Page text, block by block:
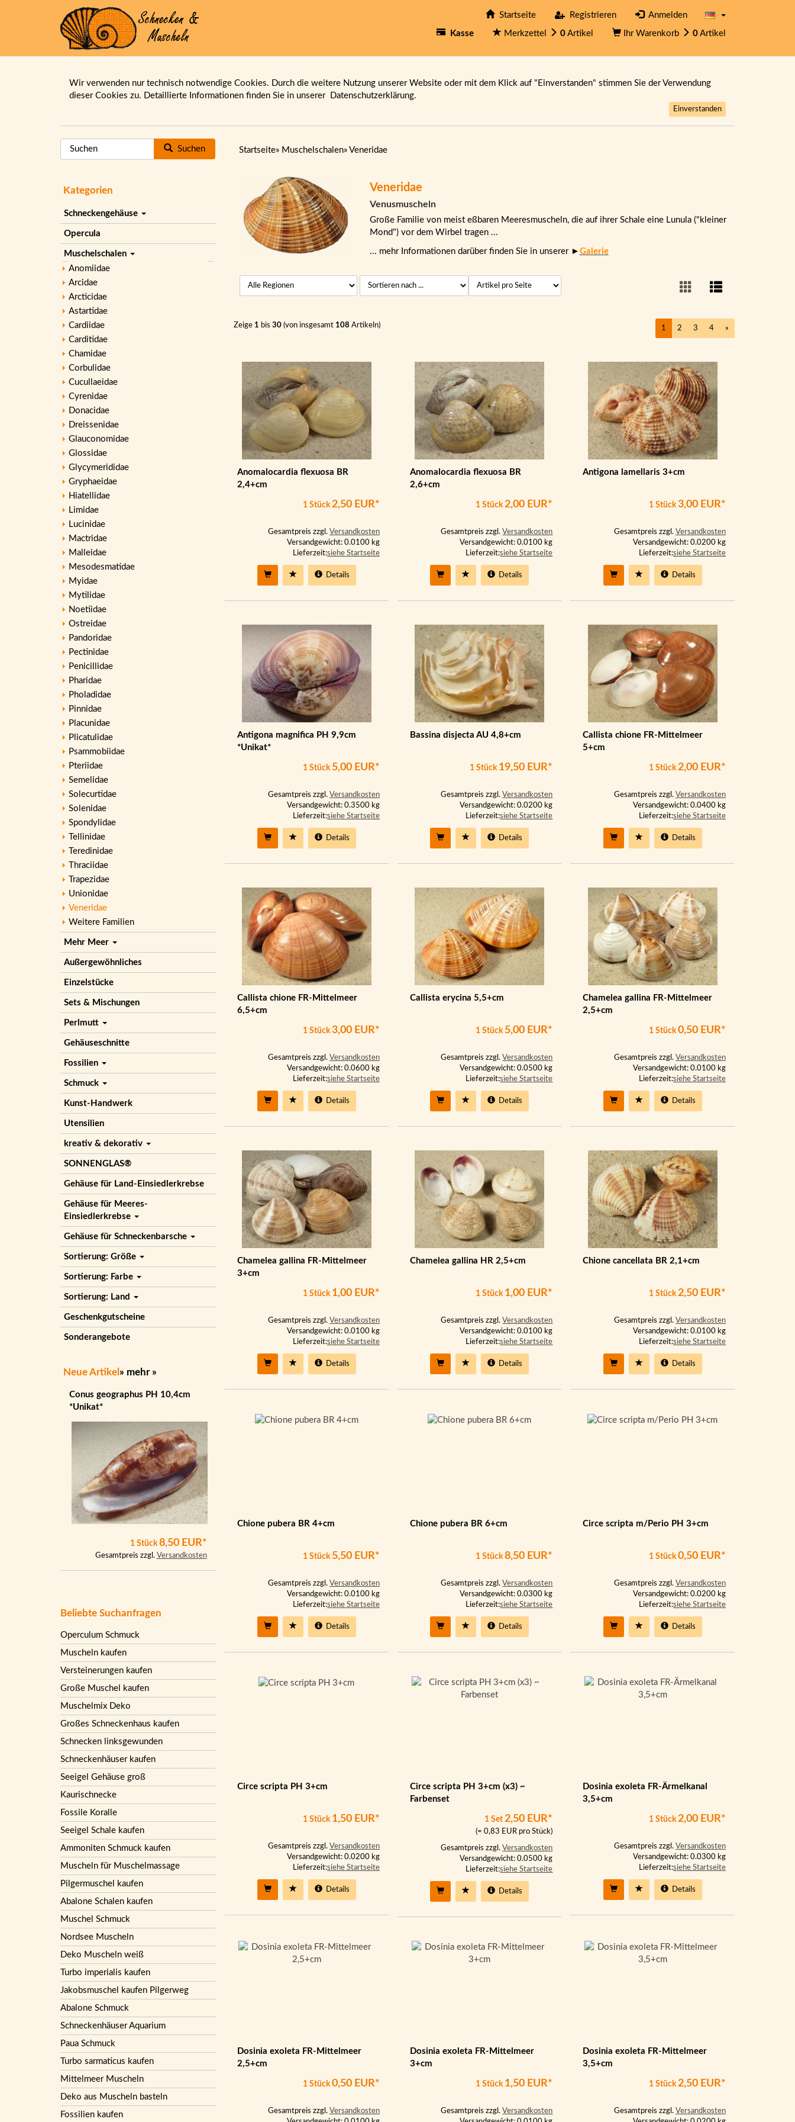
Startseite Registrieren Anmelden
Kasse Merkzettel 0 Artikel Ihr Warenkorb 0 Artikel
Wir verwenden nur technisch notwendige Cookies. Durch die weitere Nutzung unserer Website oder mit dem Klick auf "Einverstanden" stimmen Sie der Verwendung
dieser Cookies zu. Detaillierte Informationen finden Sie in unserer Datenschutzerklärung.
Einverstanden
Suchen
Kategorien
Schneckengehäuse
Opercula
Muschelschalen
Anomiidae
Arcidae
Arcticidae
Astartidae
Cardiidae
Carditidae
Chamidae
Corbulidae
Cucullaeidae
Cyrenidae
Donacidae
Dreissenidae
Glauconomidae
Glossidae
Glycymerididae
Gryphaeidae
Hiatellidae
Limidae
Lucinidae
Mactridae
Malleidae
Mesodesmatidae
Myidae
Mytilidae
Noetiidae
Ostreidae
Pandoridae
Pectinidae
Penicillidae
Pharidae
Pholadidae
Pinnidae
Placunidae
Plicatulidae
Psammobiidae
Pteriidae
Semelidae
Solecurtidae
Solenidae
Spondylidae
Tellinidae
Teredinidae
Thraciidae
Trapezidae
Unionidae
Veneridae
Weitere Familien
Mehr Meer
Außergewöhnliches
Einzelstücke
Sets & Mischungen
Perlmutt
Gehäuseschnitte
Fossilien
Schmuck
Kunst-Handwerk
Utensilien
kreativ & dekorativ
SONNENGLAS®
Gehäuse für Land-Einsiedlerkrebse
Gehäuse für Meeres-
Einsiedlerkrebse
Gehäuse für Schneckenbarsche
Sortierung: Größe
Sortierung: Farbe
Sortierung: Land
Geschenkgutscheine
Sonderangebote
Neue Artikel » mehr »
Conus geographus PH 10,4cm
*Unikat*
1 Stück 8,50 EUR*
Gesamtpreis zzgl. Versandkosten
Beliebte Suchanfragen
Operculum Schmuck
Muscheln kaufen
Versteinerungen kaufen
Große Muschel kaufen
Muschelmix Deko
Großes Schneckenhaus kaufen
Schnecken linksgewunden
Schneckenhäuser kaufen
Seeigel Gehäuse groß
Kaurischnecke
Fossile Koralle
Seeigel Schale kaufen
Ammoniten Schmuck kaufen
Muscheln für Muschelmassage
Pilgermuschel kaufen
Abalone Schalen kaufen
Muschel Schmuck
Nordsee Muscheln
Deko Muscheln weiß
Turbo imperialis kaufen
Jakobsmuschel kaufen Pilgerweg
Abalone Schmuck
Schneckenhäuser Aquarium
Paua Schmuck
Turbo sarmaticus kaufen
Mittelmeer Muscheln
Deko aus Muscheln basteln
Fossilien kaufen
Startseite» Muschelschalen» Veneridae
Veneridae
Venusmuscheln
Große Familie von meist eßbaren Meeresmuscheln, die auf ihrer Schale eine Lunula ("kleiner
Mond") vor dem Wirbel tragen ...
... mehr Informationen darüber finden Sie in unserer ► Galerie
Zeige 1 bis 30(von insgesamt 108 Artikeln) 1 2 3 4 »
Anomalocardia flexuosa BR
2,4+cm
1 Stück2,50 EUR*
Gesamtpreis zzgl. Versandkosten
Versandgewicht: 0.0100 kg
Lieferzeit:siehe Startseite
Details
Anomalocardia flexuosa BR
2,6+cm
1 Stück2,00 EUR*
Gesamtpreis zzgl.Versandkosten
Versandgewicht: 0.0100 kg
Lieferzeit:siehe Startseite
Details
Antigona lamellaris 3+cm
1 Stück3,00 EUR*
Gesamtpreis zzgl. Versandkosten
Versandgewicht: 0.0200 kg
Lieferzeit:siehe Startseite
Details
Antigona magnifica PH 9,9cm
*Unikat*
1 Stück 5,00 EUR*
Gesamtpreis zzgl. Versandkosten
Versandgewicht: 0.3500 kg
Lieferzeit:siehe Startseite
Details
Bassina disjecta AU 4,8+cm
1 Stück 19,50 EUR*
Gesamtpreis zzgl.Versandkosten
Versandgewicht: 0.0200 kg
Lieferzeit:siehe Startseite
Details
Callista chione FR-Mittelmeer
5+cm
1 Stück2,00 EUR*
Gesamtpreis zzgl. Versandkosten
Versandgewicht: 0.0400 kg
Lieferzeit:siehe Startseite
Details
Callista chione FR-Mittelmeer
6,5+cm
1 Stück3,00 EUR*
Gesamtpreis zzgl. Versandkosten
Versandgewicht: 0.0600 kg
Lieferzeit:siehe Startseite
Details
Callista erycina 5,5+cm
1 Stück 5,00 EUR*
Gesamtpreis zzgl.Versandkosten
Versandgewicht: 0.0500 kg
Lieferzeit:siehe Startseite
Details
Chamelea gallina FR-Mittelmeer
2,5+cm
1 Stück0,50 EUR*
Gesamtpreis zzgl. Versandkosten
Versandgewicht: 0.0100 kg
Lieferzeit:siehe Startseite
Details
Chamelea gallina FR-Mittelmeer
3+cm
1 Stück 1,00 EUR*
Gesamtpreis zzgl. Versandkosten
Versandgewicht: 0.0100 kg
Lieferzeit:siehe Startseite
Details
Chamelea gallina HR 2,5+cm
1 Stück 1,00 EUR*
Gesamtpreis zzgl.Versandkosten
Versandgewicht: 0.0100 kg
Lieferzeit:siehe Startseite
Details
Chione cancellata BR 2,1+cm
1 Stück2,50 EUR*
Gesamtpreis zzgl. Versandkosten
Versandgewicht: 0.0100 kg
Lieferzeit:siehe Startseite
Details
Chione pubera BR 4+cm
1 Stück 5,50 EUR*
Gesamtpreis zzgl. Versandkosten
Versandgewicht: 0.0100 kg
Lieferzeit:siehe Startseite
Details
Chione pubera BR 6+cm
1 Stück8,50 EUR*
Gesamtpreis zzgl.Versandkosten
Versandgewicht: 0.0300 kg
Lieferzeit:siehe Startseite
Details
Circe scripta m/Perio PH 3+cm
1 Stück0,50 EUR*
Gesamtpreis zzgl. Versandkosten
Versandgewicht: 0.0200 kg
Lieferzeit:siehe Startseite
Details
Circe scripta PH 3+cm
1 Stück 1,50 EUR*
Gesamtpreis zzgl. Versandkosten
Versandgewicht: 0.0200 kg
Lieferzeit:siehe Startseite
Details
Circe scripta PH 3+cm (x3) ~
Farbenset
1 Set2,50 EUR*
(= 0,83 EUR pro Stück)
Gesamtpreis zzgl.Versandkosten
Versandgewicht: 0.0500 kg
Lieferzeit:siehe Startseite
Details
Dosinia exoleta FR-Ärmelkanal
3,5+cm
1 Stück2,00 EUR*
Gesamtpreis zzgl. Versandkosten
Versandgewicht: 0.0300 kg
Lieferzeit:siehe Startseite
Details
Dosinia exoleta FR-Mittelmeer
2,5+cm
1 Stück0,50 EUR*
Gesamtpreis zzgl. Versandkosten
Dosinia exoleta FR-Mittelmeer
3+cm
1 Stück 1,50 EUR*
Gesamtpreis zzgl.Versandkosten
Dosinia exoleta FR-Mittelmeer
3,5+cm
1 Stück2,50 EUR*
Gesamtpreis zzgl. Versandkosten